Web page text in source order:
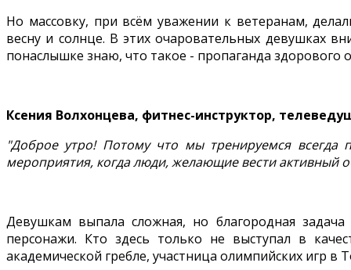
Но массовку, при всём уважении к ветеранам,
весну и солнце. В этих очаровательных девушках
понаслышке знаю, что такое - пропаганда
Ксения Волхонцева, фитнес-инструктор,
"Доброе утро! Потому что мы тренируемся
мероприятия, когда люди, желающие вести активный
Девушкам выпала сложная, но благородная
персонажи. Кто здесь только не выступал в
академической гребле, участница олимпийских игр в